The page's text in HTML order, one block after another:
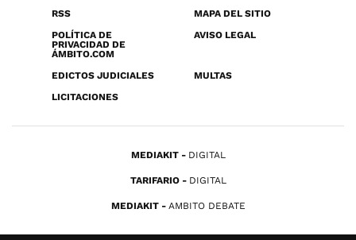
RSS
MAPA DEL SITIO
POLÍTICA DE
PRIVACIDAD DE
ÁMBITO.COM
AVISO LEGAL
EDICTOS JUDICIALES
MULTAS
LICITACIONES
MEDIAKIT DIGITAL
TARIFARIO DIGITAL
MEDIAKIT AMBITO DEBATE